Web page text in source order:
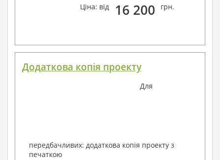
Ціна: від 16 200 грн.
Додаткова копія проекту
Для
передбачливих: додаткова копія проекту з
печаткою